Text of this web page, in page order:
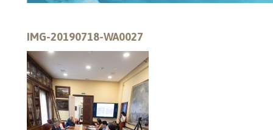
IMG-20190718-WA0027